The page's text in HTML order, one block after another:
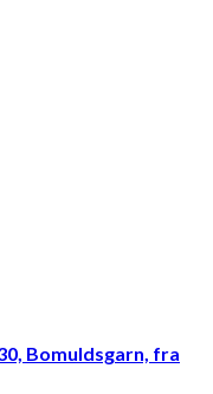
Bomuldsgarn, fra